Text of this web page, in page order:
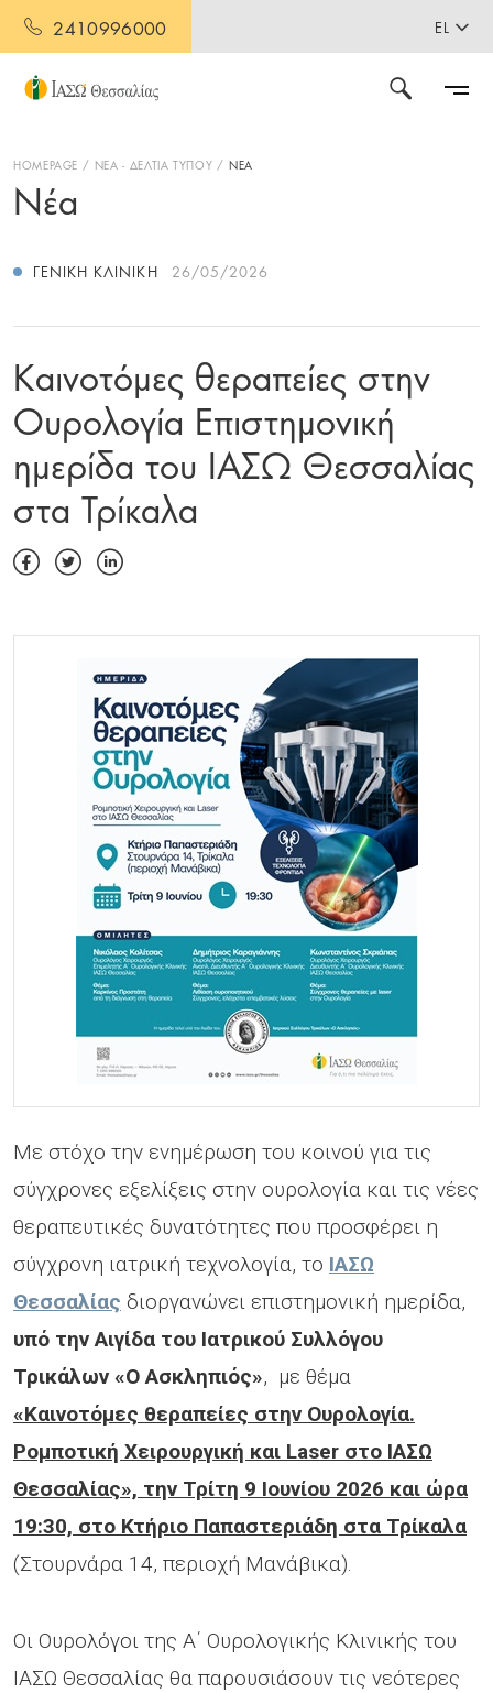
2410996000 EL
HOMEPAGE ΝΕΑ - ΔΕΛΤΙΑ ΤΥΠΟΥ ΝΕΑ
Νέα
ΓΕΝΙΚΉ ΚΛΙΝΙΚΉ 26/05/2026
Καινοτόμες θεραπείες στην
Ουρολογία Επιστημονική
ημερίδα του ΙΑΣΩ Θεσσαλίας
στα Τρίκαλα
Με στόχο την ενημέρωση του κοινού για τις
σύγχρονες εξελίξεις στην ουρολογία και τις νέες
θεραπευτικές δυνατότητες που προσφέρει η
σύγχρονη ιατρική τεχνολογία, το ΙΑΣΩ
Θεσσαλίας διοργανώνει επιστημονική ημερίδα,
υπό την Αιγίδα του Ιατρικού Συλλόγου
Τρικάλων «Ο Ασκληπιός», με θέμα
«Καινοτόμες θεραπείες στην Ουρολογία.
Ρομποτική Χειρουργική και Laser στο ΙΑΣΩ
Θεσσαλίας», την Τρίτη 9 Ιουνίου 2026 και ώρα
19:30, στο Κτήριο Παπαστεριάδη στα Τρίκαλα
(Στουρνάρα 14, περιοχή Μανάβικα).
Οι Ουρολόγοι της Α΄ Ουρολογικής Κλινικής του
ΙΑΣΩ Θεσσαλίας θα παρουσιάσουν τις νεότερες